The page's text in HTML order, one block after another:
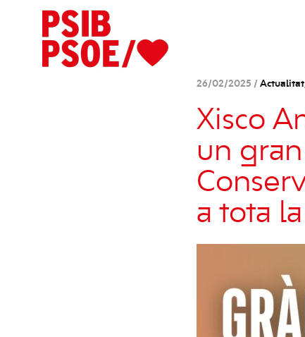
26/02/2025 / Actualitat
Xisco
un
a tota